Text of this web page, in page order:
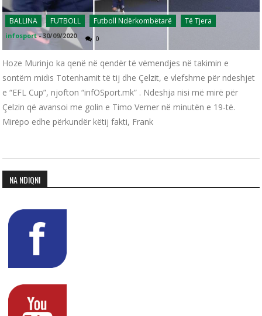
BALLINA FUTBOLL Futboll Ndërkombëtarë Të Tjera
infosport -30/09/2020 0
Hoze Murinjo ka qenë në qendër të vëmendjes në takimin e
sontëm midis Totenhamit të tij dhe Çelzit, e vlefshme për ndeshjet
e “EFL Cup”, njofton “infOSport.mk” . Ndeshja nisi më mirë për
Çelzin që avansoi me golin e Timo Verner në minutën e 19-të.
Mirëpo edhe përkundër këtij fakti, Frank
NA NDIQNI